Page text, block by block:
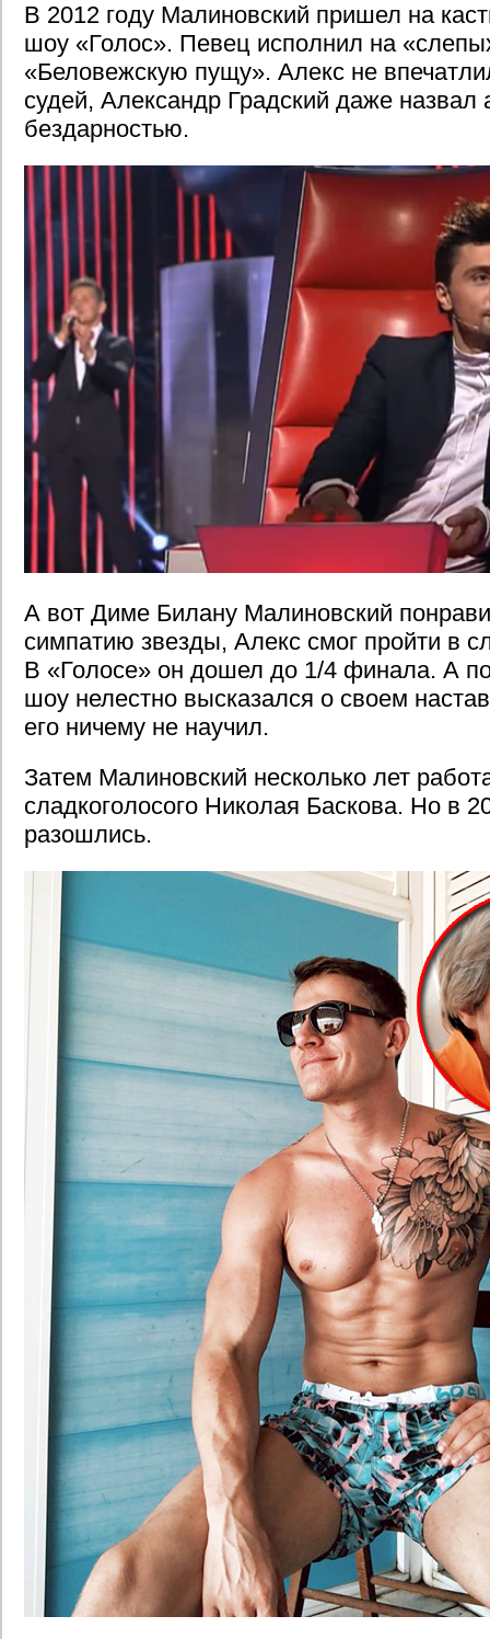
В 2012 году Малиновский пришел на
шоу «Голос». Певец исполнил на
«Беловежскую пущу». Алекс не
судей, Александр Градский даже назвал
бездарностью.
А вот Диме Билану Малиновский
симпатию звезды, Алекс смог пройти в
В «Голосе» он дошел до 1/4 финала. А
шоу нелестно высказался о своем
его ничему не научил.
Затем Малиновский несколько лет
сладкоголосого Николая Баскова. Но в
разошлись.